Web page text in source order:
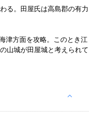
る。田屋氏は高島郡の有力
津方面を攻略。このとき江
山城が田屋城と考えられて